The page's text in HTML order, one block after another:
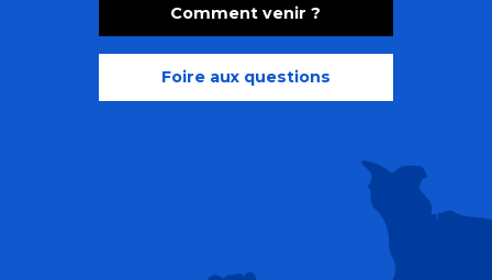
Comment venir ?
Foire aux questions